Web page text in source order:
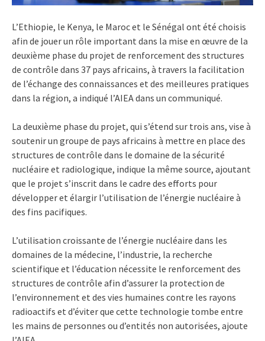
L’Ethiopie, le Kenya, le Maroc et le Sénégal ont été choisis
afin de jouer un rôle important dans la mise en œuvre de la
deuxième phase du projet de renforcement des structures
de contrôle dans 37 pays africains, à travers la facilitation
de l’échange des connaissances et des meilleures pratiques
dans la région, a indiqué l’AIEA dans un communiqué.
La deuxième phase du projet, qui s’étend sur trois ans, vise à
soutenir un groupe de pays africains à mettre en place des
structures de contrôle dans le domaine de la sécurité
nucléaire et radiologique, indique la même source, ajoutant
que le projet s’inscrit dans le cadre des efforts pour
développer et élargir l’utilisation de l’énergie nucléaire à
des fins pacifiques.
L’utilisation croissante de l’énergie nucléaire dans les
domaines de la médecine, l’industrie, la recherche
scientifique et l’éducation nécessite le renforcement des
structures de contrôle afin d’assurer la protection de
l’environnement et des vies humaines contre les rayons
radioactifs et d’éviter que cette technologie tombe entre
les mains de personnes ou d’entités non autorisées, ajoute